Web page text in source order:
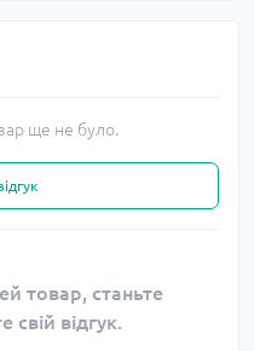
ще не було.
товар, станьте
відгук.